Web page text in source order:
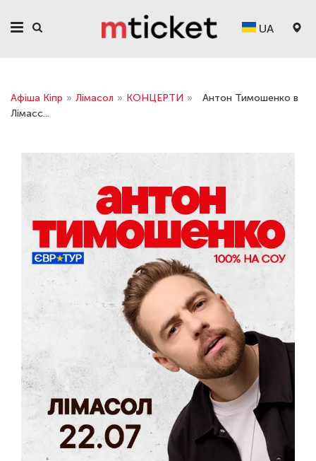
UA
Афіша Кіпр » Лімасол » КОНЦЕРТИ »
Антон Тимошенко в
Лімасс...